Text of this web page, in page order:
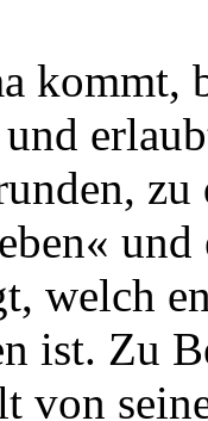
kommt,
welch
ist. Zu
von